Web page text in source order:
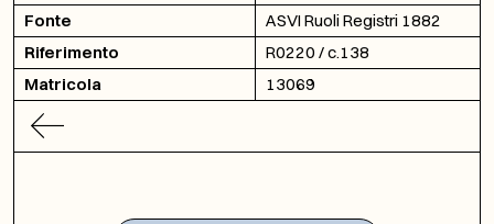
Fonte
ASVI Ruoli Registri 1882
Riferimento
R0220 / c.138
Matricola
13069